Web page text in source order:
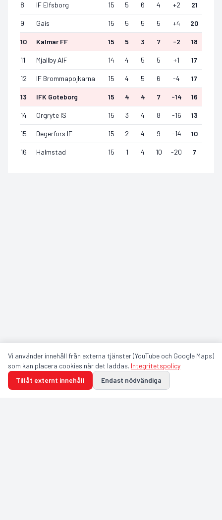
8 IF Elfsborg 15 5 6 4 +2 21
9 Gais 15 5 5 5 +4 20
10 Kalmar FF 15 5 3 7 -2 18
11 Mjallby AIF 14 4 5 5 +1 17
12 IF Brommapojkarna 15 4 5 6 -4 17
13 IFK Goteborg 15 4 4 7 -14 16
14 Orgryte IS 15 3 4 8 -16 13
15 Degerfors IF 15 2 4 9 -14 10
16 Halmstad 15 1 4 10 -20 7
Vi använder innehåll från externa tjänster (YouTube och Google Maps)
som kan placera cookies när det laddas. Integritetspolicy
Tillåt externt innehåll
Endast nödvändiga